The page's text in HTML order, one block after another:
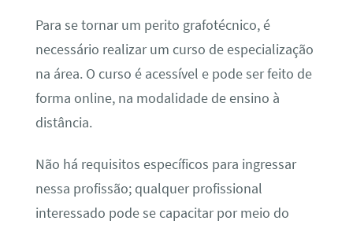
Para se tornar um perito grafotécnico, é
necessário realizar um curso de especialização
na área. O curso é acessível e pode ser feito de
forma online, na modalidade de ensino à
distância.
Não há requisitos específicos para ingressar
nessa profissão; qualquer profissional
interessado pode se capacitar por meio do